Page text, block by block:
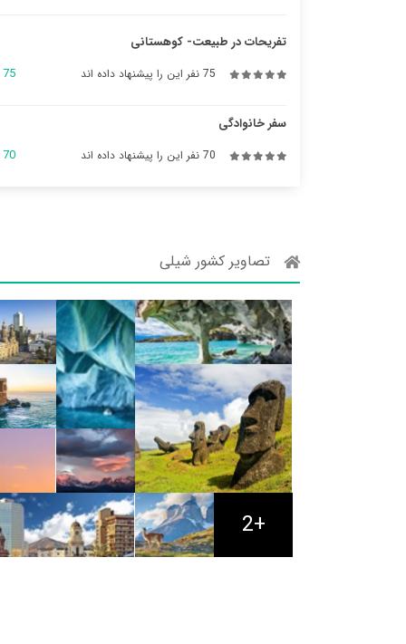
تفریحات در طبیعت- کوهستانی
75 نفر این را پیشنهاد داده اند 75
سفر خانوادگی
70 نفر این را پیشنهاد داده اند 70
تصاویر کشور شیلی
+2